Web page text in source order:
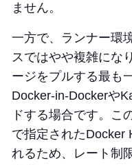
ません。
一方で、ランナー環
スではやや複雑にな
ージをプルする最も
Docker-in-Dockerや
ドする場合です。こ
で指定されたDocker
れるため、レート制